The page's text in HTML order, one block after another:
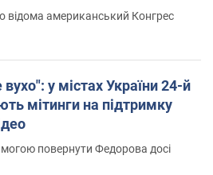
відома американський Конгрес
у містах України 24-й
мітинги на підтримку
повернути Федорова досі